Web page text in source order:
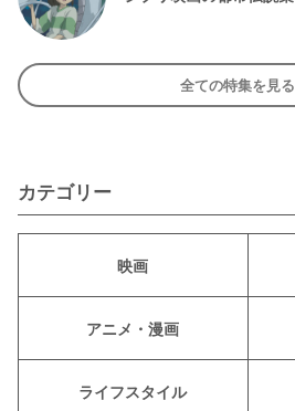
全ての特集を見る
カテゴリー
映画
アニメ・漫画
ライフスタイル